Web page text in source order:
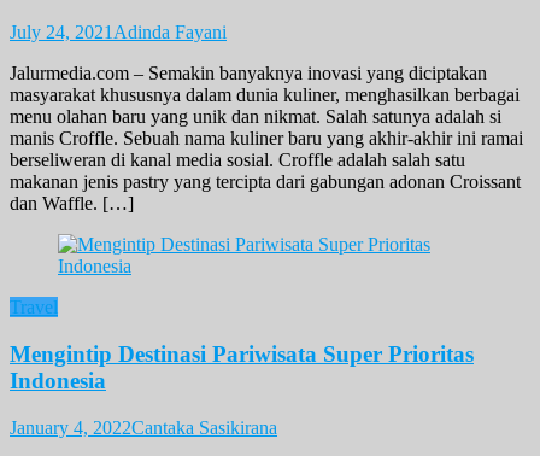
July 24, 2021 Adinda Fayani
Jalurmedia.com – Semakin banyaknya inovasi yang diciptakan
masyarakat khususnya dalam dunia kuliner, menghasilkan berbagai
menu olahan baru yang unik dan nikmat. Salah satunya adalah si
manis Croffle. Sebuah nama kuliner baru yang akhir-akhir ini ramai
berseliweran di kanal media sosial. Croffle adalah salah satu
makanan jenis pastry yang tercipta dari gabungan adonan Croissant
dan Waffle. […]
Travel
Mengintip Destinasi Pariwisata Super Prioritas
Indonesia
January 4, 2022Cantaka Sasikirana